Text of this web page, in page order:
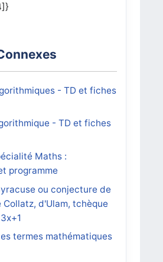
- TD et fiches
- TD et fiches
Maths :
programme
ou conjecture de
Collatz, d'Ulam, tchèque
termes mathématiques